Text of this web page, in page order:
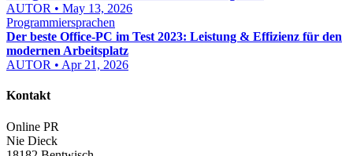
AUTOR • May 13, 2026
Programmiersprachen
Der beste Office-PC im Test 2023: Leistung & Effizienz für den
modernen Arbeitsplatz
AUTOR • Apr 21, 2026
Kontakt
Online PR
Nie Dieck